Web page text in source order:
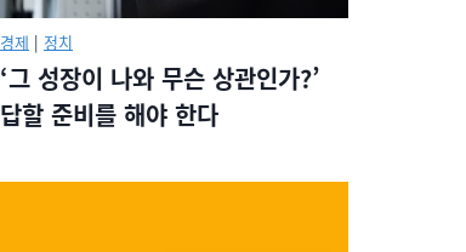
경제 | 정치
‘그 성장이 나와 무슨 상관인가?’
답할 준비를 해야 한다